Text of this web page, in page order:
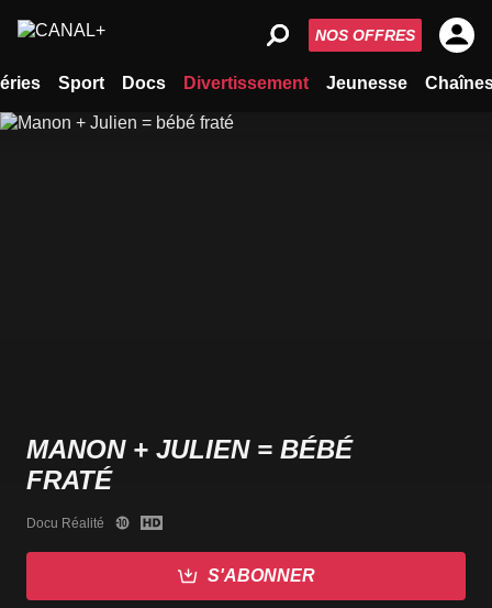
Sport Docs Divertissement Jeunesse
NOS OFFRES
MANON + JULIEN = BÉBÉ
FRATÉ
Docu Réalité
S'ABONNER